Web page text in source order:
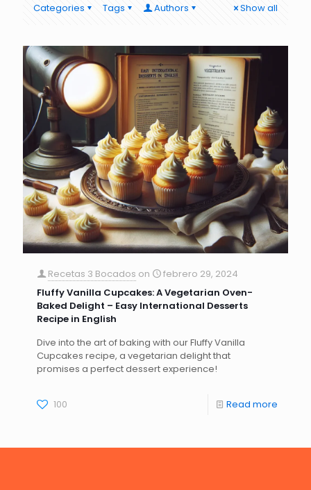
Categories Tags Authors Show all
Recetas 3 Bocados on
febrero 29, 2024
Fluffy Vanilla Cupcakes: A Vegetarian Oven-
Baked Delight – Easy International Desserts
Recipe in English
Dive into the art of baking with our Fluffy Vanilla
Cupcakes recipe, a vegetarian delight that
promises a perfect dessert experience!
100 Read more